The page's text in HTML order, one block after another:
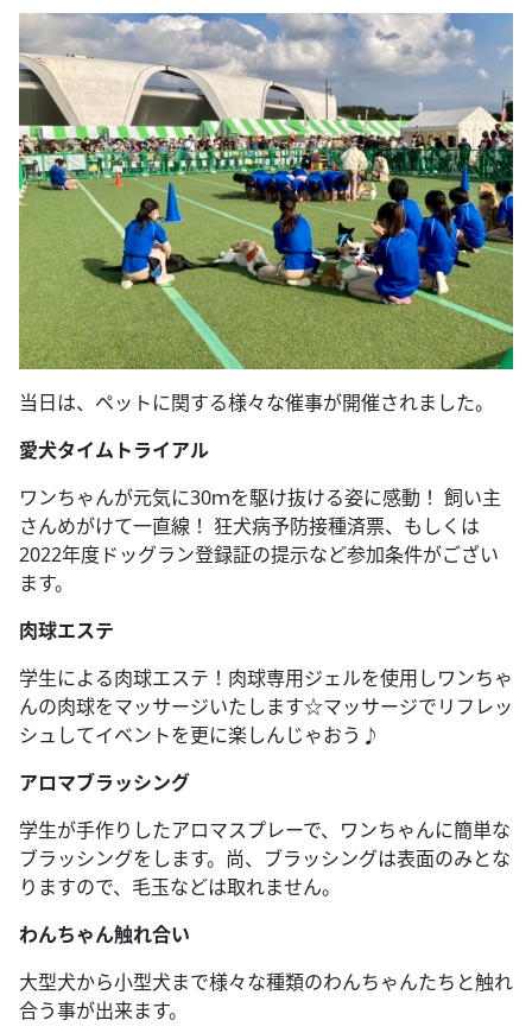
当日は、ペットに関する様々な催事が開催されました。
愛犬タイムトライアル
ワンちゃんが元気に30ｍを駆け抜ける姿に感動！ 飼い主
さんめがけて一直線！ 狂犬病予防接種済票、もしくは
2022年度ドッグラン登録証の提示など参加条件がござい
ます。
肉球エステ
学生による肉球エステ！肉球専用ジェルを使用しワンちゃ
んの肉球をマッサージいたします☆マッサージでリフレッ
シュしてイベントを更に楽しんじゃおう♪
アロマブラッシング
学生が手作りしたアロマスプレーで、ワンちゃんに簡単な
ブラッシングをします。尚、ブラッシングは表面のみとな
りますので、毛玉などは取れません。
わんちゃん触れ合い
大型犬から小型犬まで様々な種類のわんちゃんたちと触れ
合う事が出来ます。